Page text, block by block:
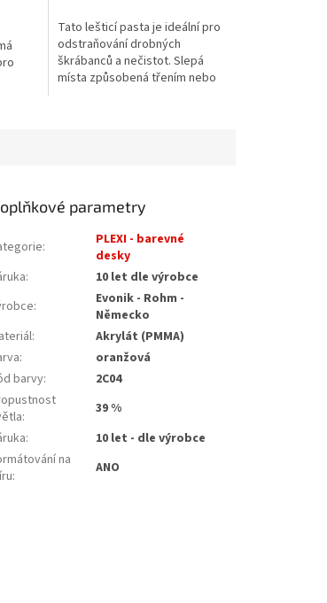
Tato lešticí pasta je ideální pro
odstraňování drobných
škrábanců a nečistot. Slepá
místa způsobená třením nebo
parametry
:
PLEXI - barevné
desky
:
10 let dle výrobce
:
Evonik - Rohm -
Německo
:
Akrylát (PMMA)
:
oranžová
barvy:
2C04
:
39 %
:
10 let - dle výrobce
na
: ANO